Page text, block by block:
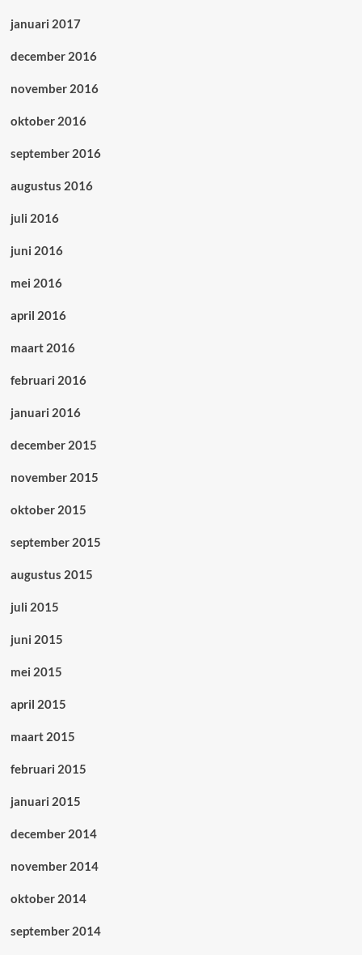
januari 2017
december 2016
november 2016
oktober 2016
september 2016
augustus 2016
juli 2016
juni 2016
mei 2016
april 2016
maart 2016
februari 2016
januari 2016
december 2015
november 2015
oktober 2015
september 2015
augustus 2015
juli 2015
juni 2015
mei 2015
april 2015
maart 2015
februari 2015
januari 2015
december 2014
november 2014
oktober 2014
september 2014